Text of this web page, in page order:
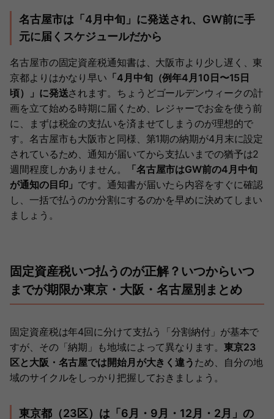
名古屋市は「4月中旬」に発送され、GW前に手
元に届くスケジュールだから
名古屋市の固定資産税通知書は、大阪市より少し遅く、東
京都よりはかなり早い 「4月中旬（例年4月10日〜15日
頃）」に発送されます。ちょうどゴールデンウィークの計
画を立て始める時期に届くため、レジャーでお金を使う前
に、まずは税金の支払いを済ませてしまうのが理想的で
す。名古屋市も大阪市と同様、第1期の納期が4月末に設定
されているため、通知が届いてから支払いまでの猶予は2
週間程度しかありません。
「名古屋市はGW前の4月中旬
が通知の目印」 です。通知書が届いたら内容をすぐに確認
し、一括で払うのか分割にするのかを早めに決めてしまい
ましょう。
固定資産税いつ払うのが正解？いつからいつ
までが期限か東京・大阪・名古屋別まとめ
固定資産税は年4回に分けて支払う「分割納付」が基本で
すが、その「納期」も地域によって異なります。 東京23
区と大阪・名古屋では開始月が大きく違う ため、自分の地
域のサイクルをしっかり把握しておきましょう。
東京都（23区）は「6月・9月・12月・2月」の